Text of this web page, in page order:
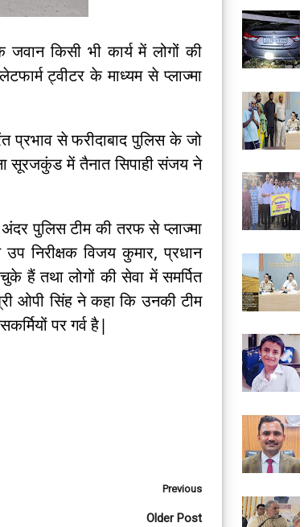
जवान किसी भी कार्य में लोगों की
ट्वीटर के माध्यम से प्लाज्मा
प्रभाव से फरीदाबाद पुलिस के जो
सूरजकुंड में तैनात सिपाही संजय ने
पुलिस टीम की तरफ से प्लाज्मा
निरीक्षक विजय कुमार, प्रधान
हैं तथा लोगों की सेवा में समर्पित
ओपी सिंह ने कहा कि उनकी टीम
पर गर्व है|
Previous
Older Post